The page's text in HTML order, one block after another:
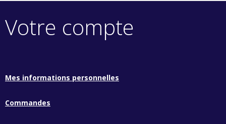
Votre compte
Mes informations personnelles
Commandes